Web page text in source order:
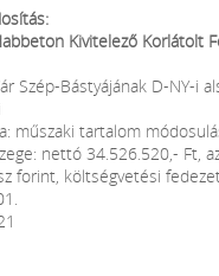
Kivitelező Korlátolt
Szép-Bástyájának D-NY-i
műszaki tartalom
nettó 34.526.520,- Ft,
forint, költségvetési